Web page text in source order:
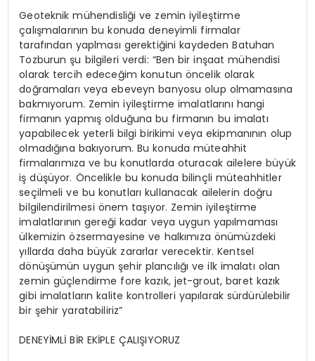
Geoteknik mühendisliği ve zemin iyileştirme
çalışmalarının bu konuda deneyimli firmalar
tarafından yaplması gerektiğini kaydeden Batuhan
Tozburun şu bilgileri verdi: “Ben bir inşaat mühendisi
olarak tercih edeceğim konutun öncelik olarak
doğramaları veya ebeveyn banyosu olup olmamasına
bakmıyorum. Zemin iyileştirme imalatlarını hangi
firmanın yapmış olduğuna bu firmanın bu imalatı
yapabilecek yeterli bilgi birikimi veya ekipmanının olup
olmadığına bakıyorum. Bu konuda müteahhit
firmalarımıza ve bu konutlarda oturacak ailelere büyük
iş düşüyor. Öncelikle bu konuda bilinçli müteahhitler
seçilmeli ve bu konutları kullanacak ailelerin doğru
bilgilendirilmesi önem taşıyor. Zemin iyileştirme
imalatlarının gereği kadar veya uygun yapılmaması
ülkemizin özsermayesine ve halkımıza önümüzdeki
yıllarda daha büyük zararlar verecektir. Kentsel
dönüşümün uygun şehir plancılığı ve ilk imalatı olan
zemin güçlendirme fore kazık, jet-grout, baret kazık
gibi imalatların kalite kontrolleri yapılarak sürdürülebilir
bir şehir yaratabiliriz”
DENEYİMLİ BİR EKİPLE ÇALIŞIYORUZ